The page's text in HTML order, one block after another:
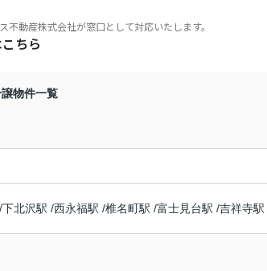
動産株式会社が窓口として対応いたします。
ちら
物件一覧
/下北沢駅 /西永福駅 /椎名町駅 /富士見台駅 /吉祥寺駅